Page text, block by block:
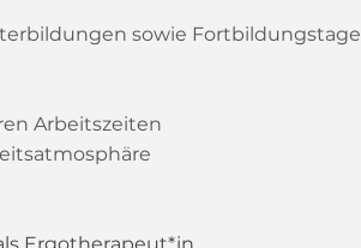
sowie Fortbildungstage
Arbeitszeiten